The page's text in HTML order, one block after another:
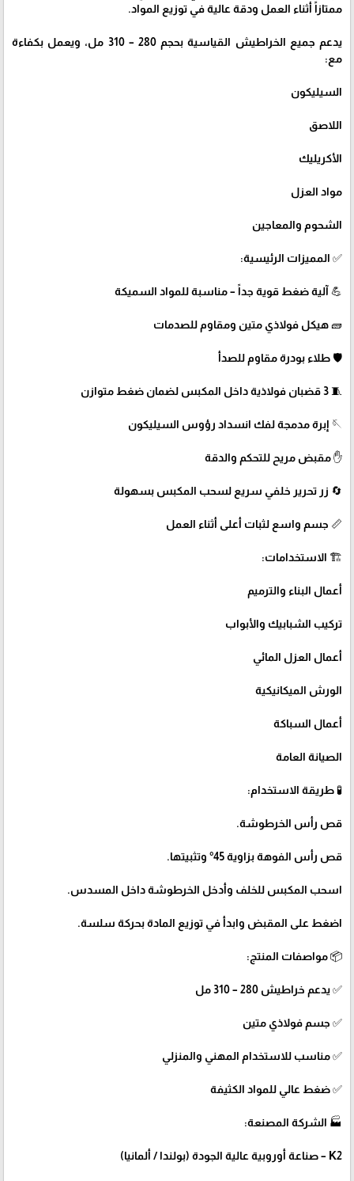
ممتازاً أثناء العمل ودقة عالية في توزيع المواد.
يدعم جميع الخراطيش القياسية بحجم 280 – 310 مل، ويعمل بكفاءة
مع:
السيليكون
اللاصق
الأكريليك
مواد العزل
الشحوم والمعاجين
✅ المميزات الرئيسية:
💪 آلية ضغط قوية جداً – مناسبة للمواد السميكة
🧱 هيكل فولاذي متين ومقاوم للصدمات
🛡️ طلاء بودرة مقاوم للصدأ
🧵 3 قضبان فولاذية داخل المكبس لضمان ضغط متوازن
🪡 إبرة مدمجة لفك انسداد رؤوس السيليكون
✋ مقبض مريح للتحكم والدقة
🔄 زر تحرير خلفي سريع لسحب المكبس بسهولة
📏 جسم واسع لثبات أعلى أثناء العمل
🏗️ الاستخدامات:
أعمال البناء والترميم
تركيب الشبابيك والأبواب
أعمال العزل المائي
الورش الميكانيكية
أعمال السباكة
الصيانة العامة
🧪 طريقة الاستخدام:
قص رأس الخرطوشة.
قص رأس الفوهة بزاوية 45° وتثبيتها.
اسحب المكبس للخلف وأدخل الخرطوشة داخل المسدس.
اضغط على المقبض وابدأ في توزيع المادة بحركة سلسة.
📦 مواصفات المنتج:
✅ يدعم خراطيش 280 – 310 مل
✅ جسم فولاذي متين
✅ مناسب للاستخدام المهني والمنزلي
✅ ضغط عالي للمواد الكثيفة
🏭 الشركة المصنعة:
K2 – صناعة أوروبية عالية الجودة (بولندا / ألمانيا)